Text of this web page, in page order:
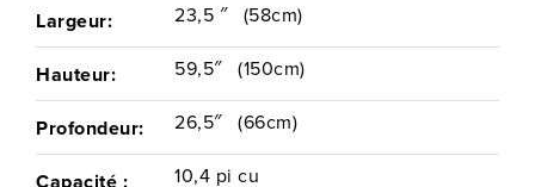
Largeur: 23,5 ″(58cm)
Hauteur: 59,5″(150cm)
Profondeur: 26,5″(66cm)
Capacité : 10,4 pi cu